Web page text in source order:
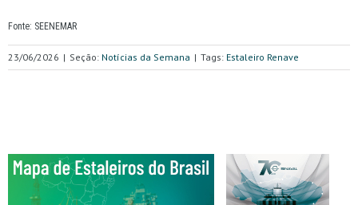
Fonte: SEENEMAR
23/06/2026 | Seção: Notícias da Semana | Tags: Estaleiro Renave